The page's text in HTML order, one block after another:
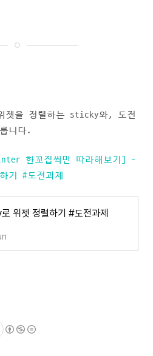
젯을 정렬하는 sticky와, 도전
니다.
한꼬집씩만 따라해보기] -
#도전과제
위젯 정렬하기 #도전과제